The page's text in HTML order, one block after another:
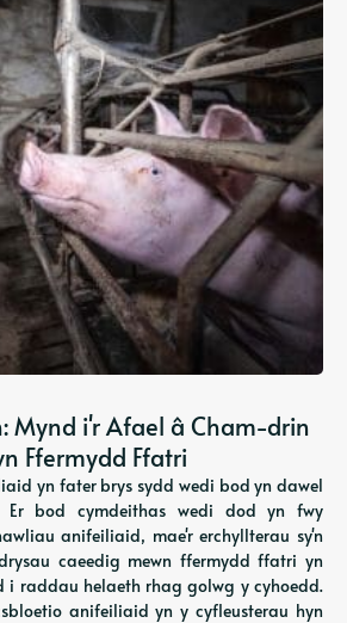
Mynd i'r Afael â Cham-drin
Ffermydd Ffatri
yn fater brys sydd wedi bod yn dawel
bod cymdeithas wedi dod yn fwy
anifeiliaid, mae'r erchyllterau sy'n
caeedig mewn ffermydd ffatri yn
i raddau helaeth rhag golwg y cyhoedd.
anifeiliaid yn y cyfleusterau hyn